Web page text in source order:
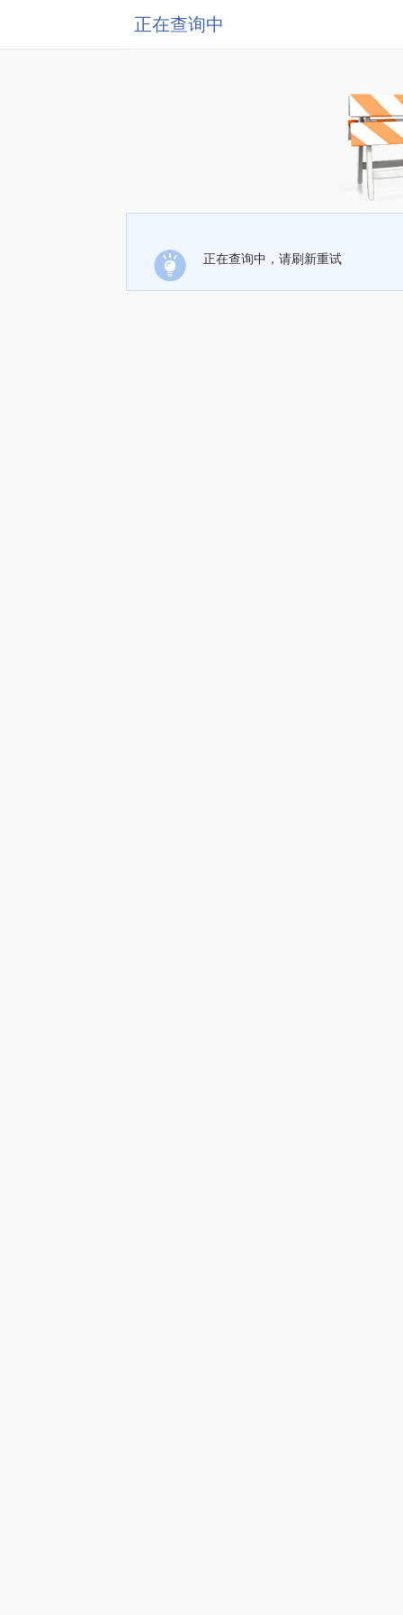
正在查询中
正在查询中，请刷新重试